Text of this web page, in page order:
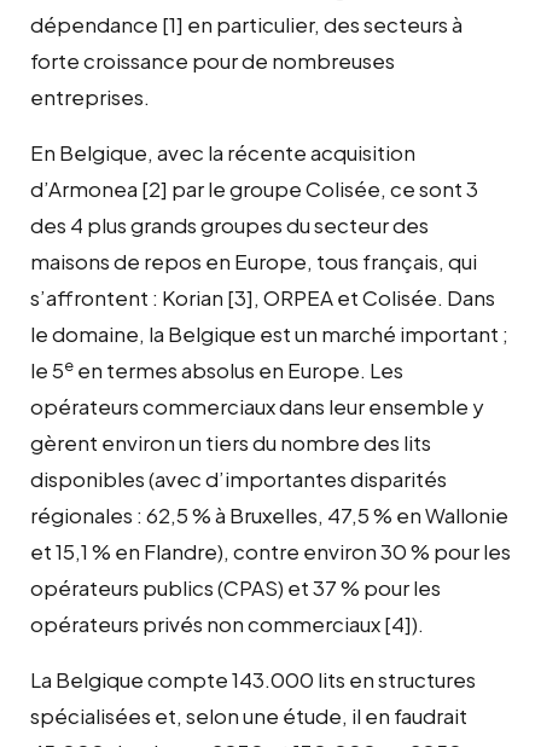
dépendance [1] en particulier, des secteurs à
fortecroissance pour de nombreuses
entreprises.
En Belgique, avec la récente acquisition
d’Armonea [2] par le groupe Colisée, ce sont 3
des 4 plus grands groupes du secteur des
maisons de repos en Europe, tous français, qui
s’affrontent : Korian [3], ORPEA et Colisée. Dans
le domaine, la Belgique est un marché important ;
le 5e en termes absolus en Europe. Les
opérateurs commerciaux dans leur ensemble y
gèrent environ un tiers du nombre des lits
disponibles (avec d’importantes disparités
régionales : 62,5 % à Bruxelles, 47,5 % en Wallonie
et 15,1 % en Flandre), contre environ 30 % pour les
opérateurs publics (CPAS) et 37 % pour les
opérateurs privés non commerciaux[4]).
La Belgique compte 143.000 lits en structures
spécialisées et, selon une étude, il en faudrait